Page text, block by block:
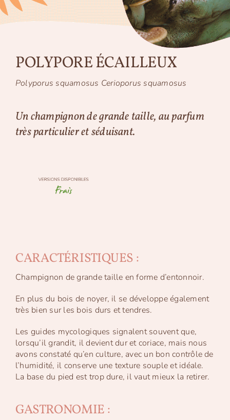
POLYPORE ÉCAILLEUX
Polyporus squamosus Cerioporus squamosus
Un champignon de grande taille, au parfum
très particulier et séduisant.
CARACTÉRISTIQUES :
Champignon de grande taille en forme d’entonnoir.
En plus du bois de noyer, il se développe également
très bien sur les bois durs et tendres.
Les guides mycologiques signalent souvent que,
lorsqu’il grandit, il devient dur et coriace, mais nous
avons constaté qu’en culture, avec un bon contrôle de
l’humidité, il conserve une texture souple et idéale.
La base du pied est trop dure, il vaut mieux la retirer.
GASTRONOMIE :